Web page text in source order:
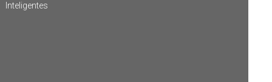
Inteligentes